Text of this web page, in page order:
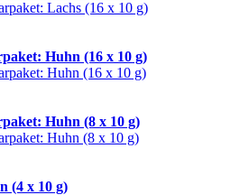
Huhn (16 x 10 g)
Huhn (8 x 10 g)
(4 x 10 g)